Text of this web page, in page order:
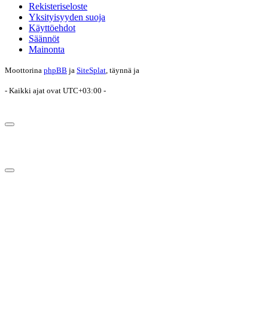
Rekisteriseloste
Yksityisyyden suoja
Käyttöehdot
Säännöt
Mainonta
Moottorina phpBB ja SiteSplat , täynnä ja
- Kaikki ajat ovat UTC+03:00 -